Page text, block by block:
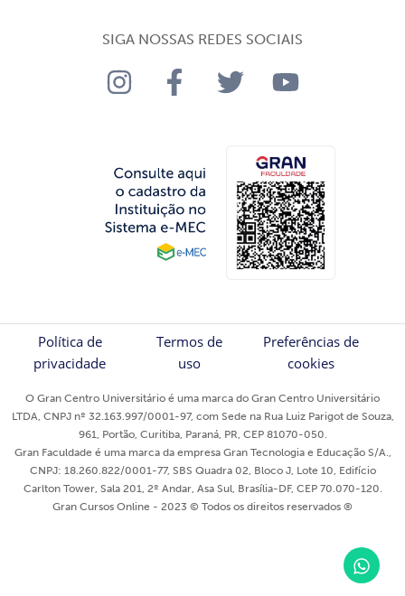
SIGA NOSSAS REDES SOCIAIS
Política de
privacidade
Termos de
uso
Preferências de
cookies
O Gran Centro Universitário é uma marca do Gran Centro Universitário
LTDA, CNPJ nº 32.163.997/0001-97, com Sede na Rua Luiz Parigot de Souza,
961, Portão, Curitiba, Paraná, PR, CEP 81070-050.
Gran Faculdade é uma marca da empresa Gran Tecnologia e Educação S/A.,
CNPJ: 18.260.822/0001-77, SBS Quadra 02, Bloco J, Lote 10, Edifício
Carlton Tower, Sala 201, 2º Andar, Asa Sul, Brasília-DF, CEP 70.070-120.
Gran Cursos Online - 2023 © Todos os direitos reservados ®